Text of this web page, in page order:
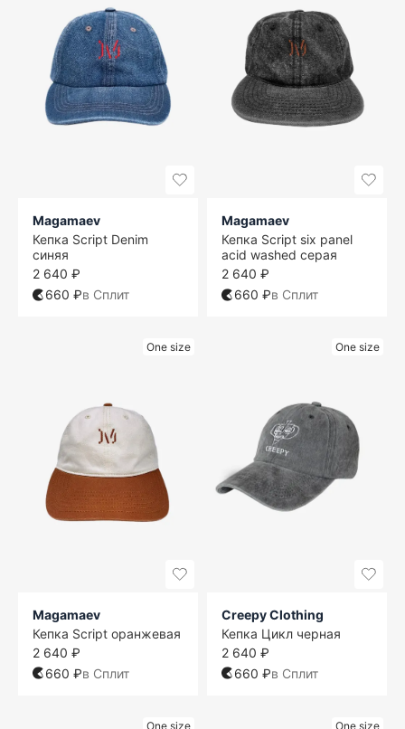
Magamaev
Кепка Script Denim
синяя
2 640 ₽
660 ₽в Сплит
Magamaev
Кепка Script six panel
acid washed серая
2 640 ₽
660 ₽в Сплит
One size
Magamaev
Кепка Script оранжевая
2 640 ₽
660 ₽в Сплит
One size
Creepy Clothing
Кепка Цикл черная
2 640 ₽
660 ₽в Сплит
One size One size